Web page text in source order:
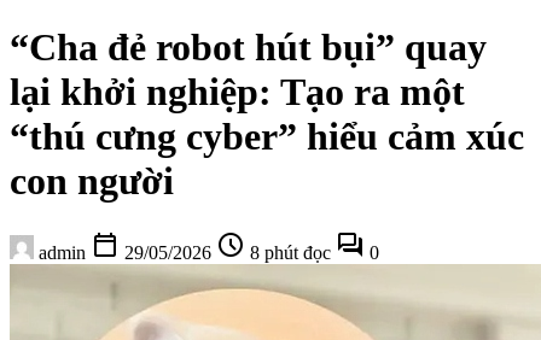
“Cha đẻ robot hút bụi” quay
lại khởi nghiệp: Tạo ra một
“thú cưng cyber” hiểu cảm xúc
con người
admin calendar_today 29/05/2026 schedule 8 phút đọc forum 0